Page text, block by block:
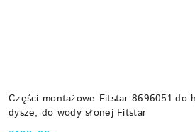
Części montażowe Fitstar 8696051 do
dysze, do wody słonej Fitstar